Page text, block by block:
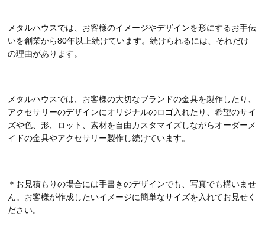
メタルハウスでは、お客様のイメージやデザインを形にするお手伝
いを創業から80年以上続けています。続けられるには、それだけ
の理由があります。
メタルハウスでは、お客様の大切なブランドの金具を製作したり、
アクセサリーのデザインにオリジナルのロゴ入れたり、希望のサイ
ズや色、形、ロット、素材を自由カスタマイズしながらオーダーメ
イドの金具やアクセサリー製作し続けています。
＊お見積もりの場合には手書きのデザインでも、写真でも構いませ
ん。お客様が作成したいイメージに簡単なサイズを入れてお見せく
ださい。